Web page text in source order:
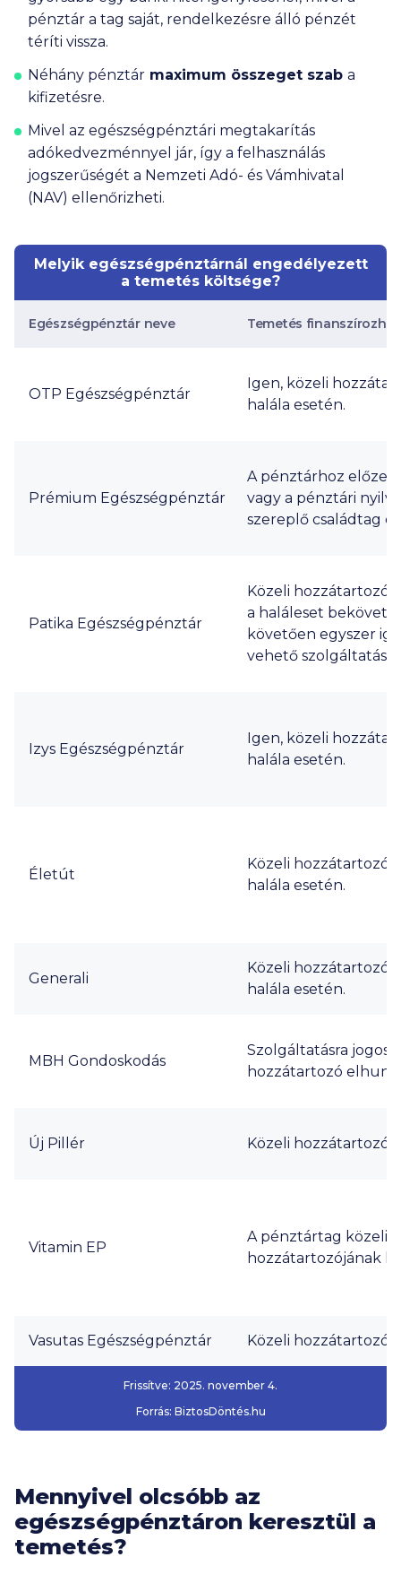
pénztár a tag saját, rendelkezésre álló pénzét
téríti vissza.
Néhány pénztár maximum összeget szab a
kifizetésre.
Mivel az egészségpénztári megtakarítás
adókedvezménnyel jár, így a felhasználás
jogszerűségét a Nemzeti Adó- és Vámhivatal
(NAV) ellenőrizheti.
Melyik egészségpénztárnál engedélyezett
a temetés költsége?
Egészségpénztár neve Temetés
OTP Egészségpénztár
Igen, közeli
halála esetén.
Prémium Egészségpénztár
A pénztárhoz
vagy a pénztári
szereplő családtag
Patika Egészségpénztár
Közeli hozzátartozó
a haláleset
követően egyszer
vehető szolgáltatás.
Izys Egészségpénztár
Igen, közeli
halála esetén.
Életút
Közeli hozzátartozó
halála esetén.
Generali
Közeli hozzátartozó
halála esetén.
MBH Gondoskodás
Szolgáltatásra
hozzátartozó
Új Pillér Közeli hozzátartozó
Vitamin EP
A pénztártag közeli
hozzátartozójának
Vasutas Egészségpénztár Közeli hozzátartozó
Frissítve: 2025. november 4.
Forrás: BiztosDöntés.hu
Mennyivel olcsóbb az
egészségpénztáron keresztül a
temetés?